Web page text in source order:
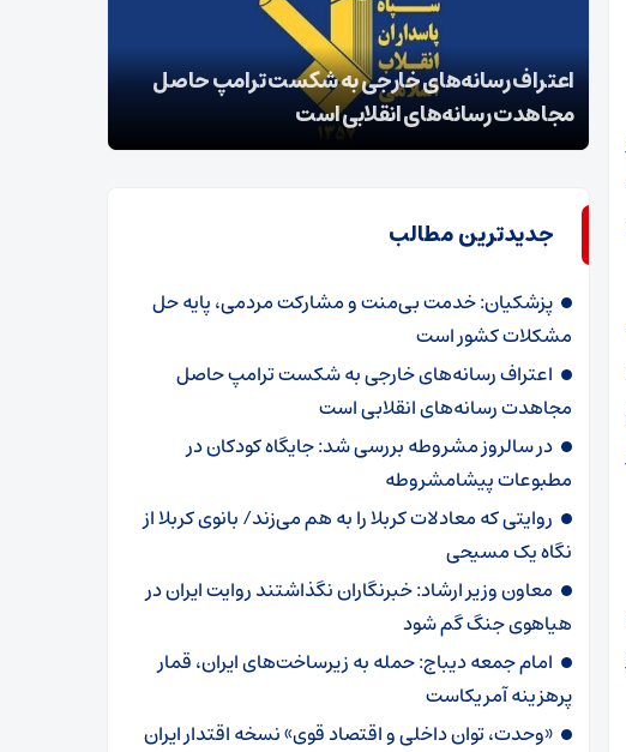
اعتراف رسانه‌های خارجی به شکست ترامپ حاصل
مجاهدت رسانه‌های انقلابی است
جدیدترین مطالب
پزشکیان: خدمت بی‌منت و مشارکت مردمی، پایه حل
مشکلات کشور است
اعتراف رسانه‌های خارجی به شکست ترامپ حاصل
مجاهدت رسانه‌های انقلابی است
در سالروز مشروطه بررسی شد: جایگاه کودکان در
مطبوعات پیشامشروطه
روایتی که معادلات کربلا را به هم می‌زند/ بانوی کربلا از
نگاه یک مسیحی
معاون وزیر ارشاد: خبرنگاران نگذاشتند روایت ایران در
هیاهوی جنگ گم شود
امام جمعه دیباج: حمله به زیرساخت‌های ایران، قمار
پرهزینه آمریکاست
«وحدت، توان داخلی و اقتصاد قوی» نسخه اقتدار ایران